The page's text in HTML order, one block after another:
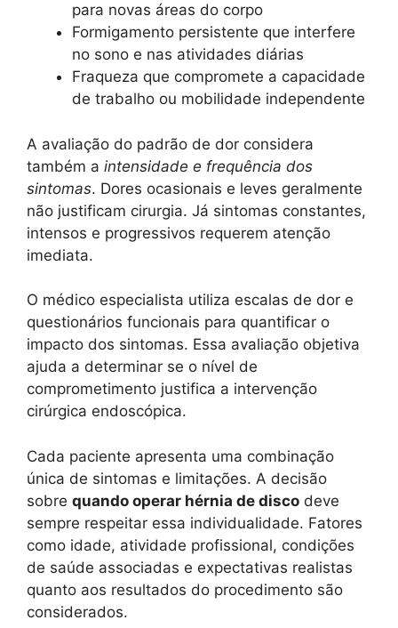
para novas áreas do corpo
Formigamento persistente que interfere
no sono e nas atividades diárias
Fraqueza que compromete a capacidade
de trabalho ou mobilidade independente
A avaliação do padrão de dor considera
também a intensidade e frequência dos
sintomas. Dores ocasionais e leves geralmente
não justificam cirurgia. Já sintomas constantes,
intensos e progressivos requerem atenção
imediata.
O médico especialista utiliza escalas de dor e
questionários funcionais para quantificar o
impacto dos sintomas. Essa avaliação objetiva
ajuda a determinar se o nível de
comprometimento justifica a intervenção
cirúrgica endoscópica.
Cada paciente apresenta uma combinação
única de sintomas e limitações. A decisão
sobre quando operar hérnia de disco deve
sempre respeitar essa individualidade. Fatores
como idade, atividade profissional, condições
de saúde associadas e expectativas realistas
quanto aos resultados do procedimento são
considerados.